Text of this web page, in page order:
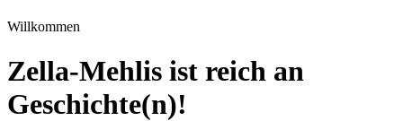
Willkommen
Zella-Mehlis ist reich an
Geschichte(n)!